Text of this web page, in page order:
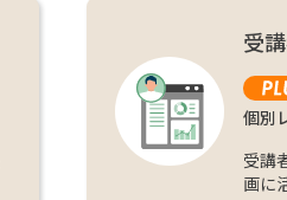
受
個別
受講
画に